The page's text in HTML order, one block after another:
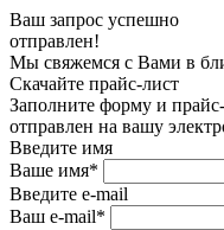
Ваш запрос успешно
отправлен!
Мы свяжемся с Вами в
Скачайте прайс-лист
Заполните форму и
отправлен на вашу
Введите имя
Ваше имя*
Введите e-mail
Ваш e-mail*